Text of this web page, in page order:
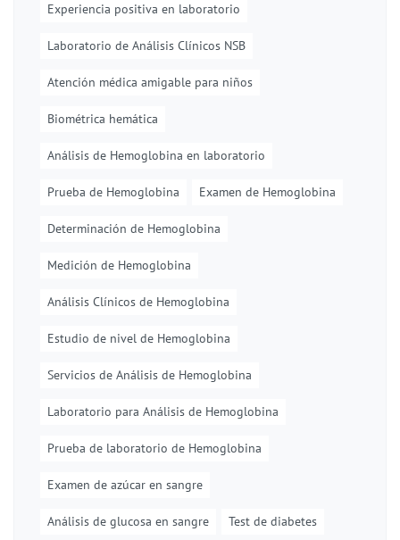
Experiencia positiva en laboratorio
Laboratorio de Análisis Clínicos NSB
Atención médica amigable para niños
Biométrica hemática
Análisis de Hemoglobina en laboratorio
Prueba de Hemoglobina Examen de Hemoglobina
Determinación de Hemoglobina
Medición de Hemoglobina
Análisis Clínicos de Hemoglobina
Estudio de nivel de Hemoglobina
Servicios de Análisis de Hemoglobina
Laboratorio para Análisis de Hemoglobina
Prueba de laboratorio de Hemoglobina
Examen de azúcar en sangre
Análisis de glucosa en sangre Test de diabetes